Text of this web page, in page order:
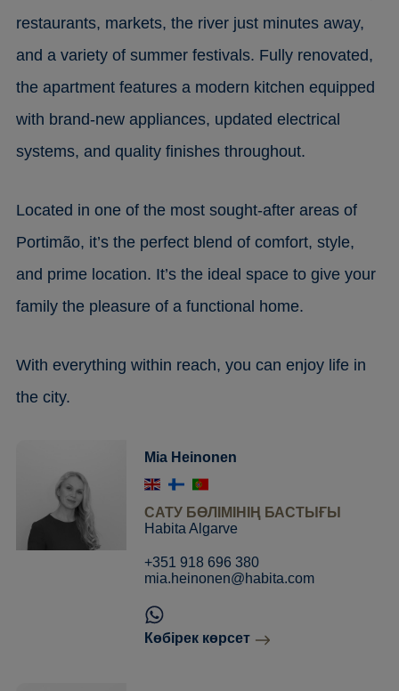
restaurants, markets, the river just minutes away,
and a variety of summer festivals. Fully renovated,
the apartment features a modern kitchen equipped
with brand-new appliances, updated electrical
systems, and quality finishes throughout.
Located in one of the most sought-after areas of
Portimão, it’s the perfect blend of comfort, style,
and prime location. It’s the ideal space to give your
family the pleasure of a functional home.
With everything within reach, you can enjoy life in
the city.
Mia Heinonen
САТУ БӨЛІМІНІҢ БАСТЫҒЫ
Habita Algarve
+351 918 696 380
mia.heinonen@habita.com
Көбірек көрсет